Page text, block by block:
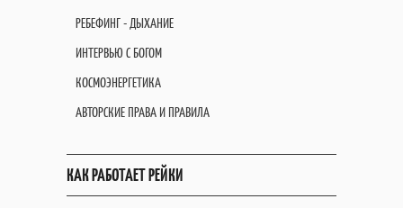
РЕБЕФИНГ - ДЫХАНИЕ
ИНТЕРВЬЮ С БОГОМ
КОСМОЭНЕРГЕТИКА
АВТОРСКИЕ ПРАВА И ПРАВИЛА
КАК РАБОТАЕТ РЕЙКИ